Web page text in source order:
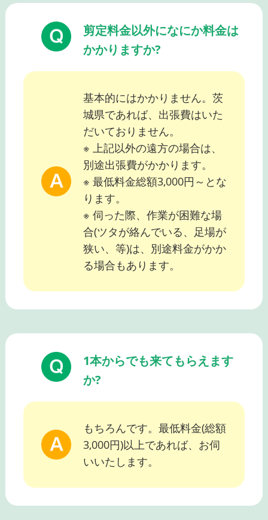
剪定料金以外になにか料金は
かかりますか?
基本的にはかかりません。茨
城県であれば、出張費はいた
だいておりません。
※ 上記以外の遠方の場合は、
別途出張費がかかります。
※ 最低料金総額3,000円～とな
ります。
※ 伺った際、作業が困難な場
合(ツタが絡んでいる、足場が
狭い、等)は、別途料金がかか
る場合もあります。
1本からでも来てもらえます
か?
もちろんです。最低料金(総額
3,000円)以上であれば、お伺
いいたします。